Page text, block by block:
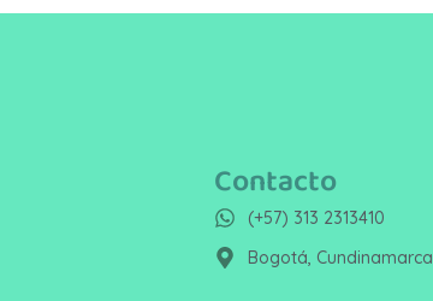
Contacto
(+57) 313 2313410
Bogotá, Cundinamarca